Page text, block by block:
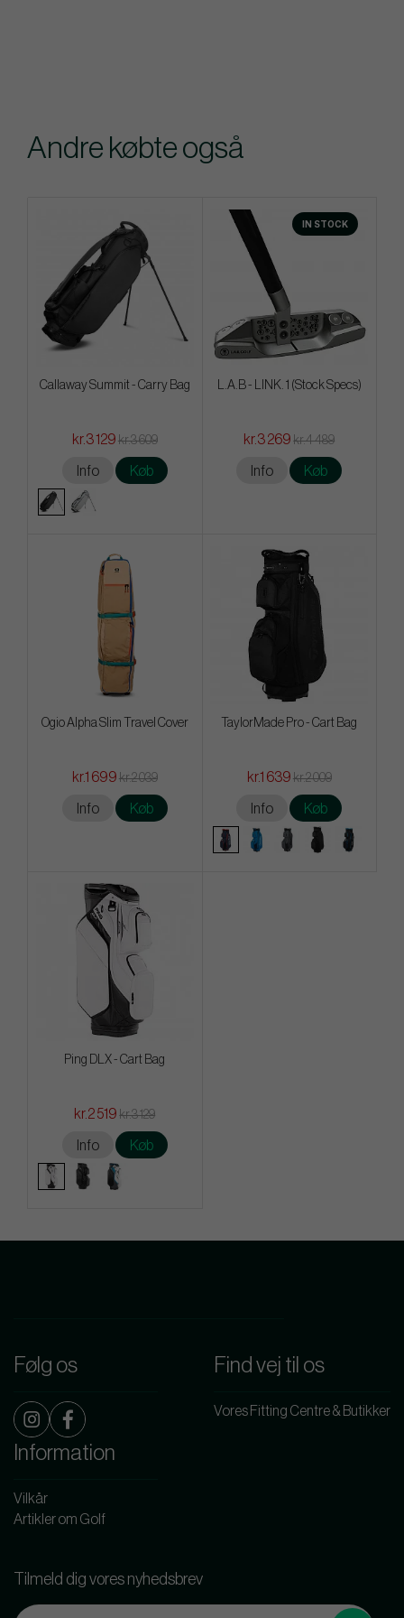
Andre købte også
Callaway Summit - Carry Bag
kr.3 129 kr.3 609
Info Køb
IN STOCK
L.A.B - LINK. 1 (Stock Specs)
kr.3 269 kr.4 489
Info Køb
Ogio Alpha Slim Travel Cover
kr.1 699 kr.2 039
Info Køb
TaylorMade Pro - Cart Bag
kr.1 639 kr.2 009
Info Køb
Ping DLX - Cart Bag
kr.2 519 kr.3 129
Info Køb
Følg os Find vej til os
Vores Fitting Centre & Butikker
Information
Vilkår
Artikler om Golf
Tilmeld dig vores nyhedsbrev